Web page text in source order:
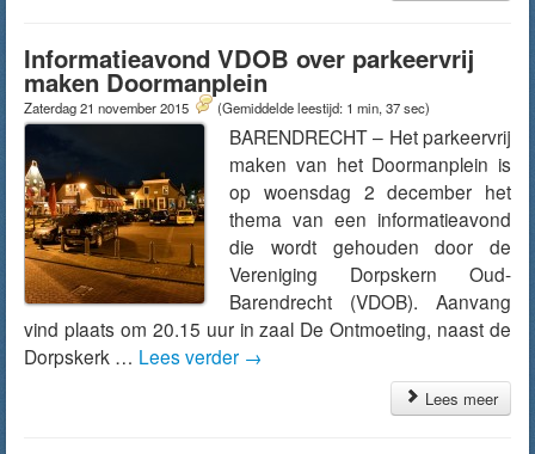
Informatieavond VDOB over parkeervrij
maken Doormanplein
Zaterdag 21 november 2015 (Gemiddelde leestijd: 1 min, 37 sec)
BARENDRECHT – Het parkeervrij
maken van het Doormanplein is
op woensdag 2 december het
thema van een informatieavond
die wordt gehouden door de
Vereniging Dorpskern Oud-
Barendrecht (VDOB). Aanvang
vind plaats om 20.15 uur in zaal De Ontmoeting, naast de
Dorpskerk … Lees verder →
Lees meer